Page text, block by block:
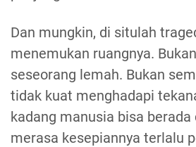
Dan mungkin, di situlah
menemukan ruangnya.
seseorang lemah. Bukan
tidak kuat menghadapi
kadang manusia bisa
merasa kesepiannya terlalu